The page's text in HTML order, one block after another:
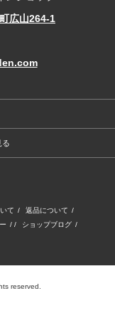
広山264-1
る
て / 返品について /
/ / ショップブログ /
reserved.